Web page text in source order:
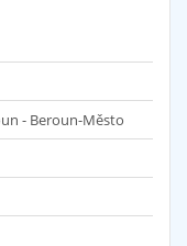
- Beroun-Město